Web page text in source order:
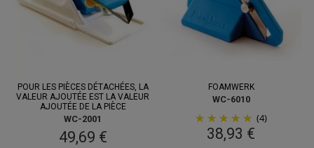
POUR LES PIÈCES DÉTACHÉES, LA
VALEUR AJOUTÉE EST LA VALEUR
AJOUTÉE DE LA PIÈCE
WC-2001
49,69 €
FOAMWERK
WC-6010
(4)
38,93 €